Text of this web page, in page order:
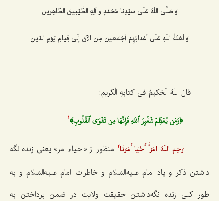
وَ صَلَّی اللَهُ عَلَی سَیِّدِنا مُحَمَّدٍ وَ آلِهِ الطَّیِّبینَ الطّاهِرینَ‌
وَ لَعْنَةُ اللَهِ عَلَی أعْدائِهِمْ أجْمَعینَ مِنَ الآنَ إلَی قِیامِ یَوْمِ الدّینِ‌
قالَ اللَهُ الْحَکیمُ فی کِتابِهِ الْکَریم:
﴿وَمَن يُعَظِّمۡ شَعٰٓئِرَ ٱللَهِ فَإِنَّهَا مِن تَقۡوَى ٱلۡقُلُوبِ﴾1
رَحِمَ اللَهُ امْرَأً أَحْیَا أَمْرَنَا2
منظور از «احیاء امر» یعنی زنده نگه
داشتن ذکر و یاد امام علیه‌السّلام و خاطرات امام علیه‌السّلام و به
طور کلی زنده نگه‌داشتن حقیقت ولایت در ضمن پرداختن به